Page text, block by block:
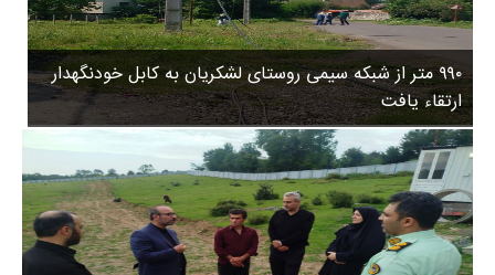
روستاها
ورزشی
سیاسی
چندرسانه ای
مسیر گردشگری دیلمان
درباره ما
۹۹۰ متر از شبکه سیمی روستای لشکریان به کابل خودنگهدار
ارتقاء یافت
۳
۵
۸
ب
ا
ز
ن
ش
س
ت